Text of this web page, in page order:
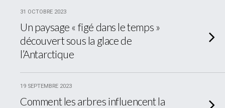
31 OCTOBRE 2023
Un paysage « figé dans le temps »
découvert sous la glace de
l’Antarctique
19 SEPTEMBRE 2023
Comment les arbres influencent la